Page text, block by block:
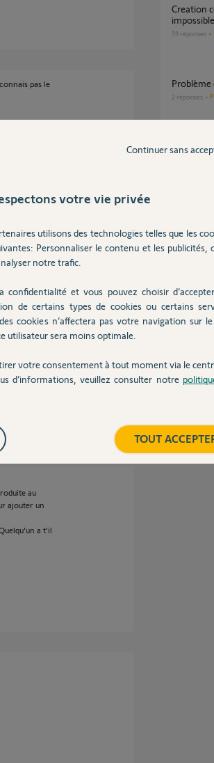
pas le
par
au
ajouter un
a t'il
Creation code pin pour assistant google
59 réponses
2 réponses
votre vie privée
utilisons des technologies telles que les
Personnaliser le contenu et les publicités,
notre trafic.
et vous pouvez choisir
de certains types de cookies ou certains
cookies n’affectera pas votre navigation sur
utilisateur sera moins optimale.
votre consentement à tout moment via le
d’informations, veuillez consulter notre
Continuer sans
TOUT